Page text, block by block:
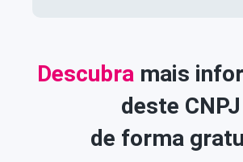
Descubra mais
deste CNPJ
de forma